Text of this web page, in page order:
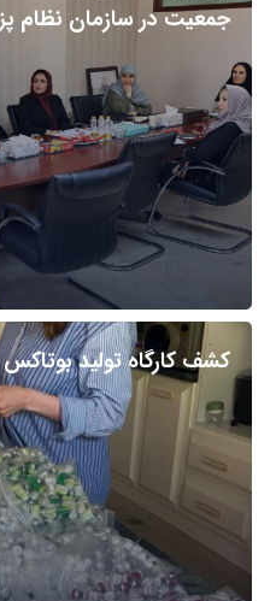
جمعیت در سازمان نظام
کشف کارگاه تولید بوتاکس